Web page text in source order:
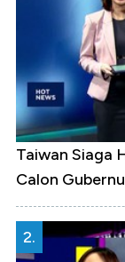
Taiwan Siaga
Calon
2.